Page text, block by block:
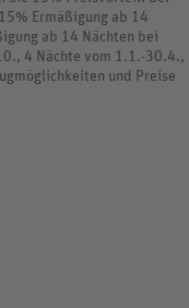
Ermäßigung ab 14
ab 14 Nächten bei
4 Nächte vom 1.1.-30.4.,
und Preise